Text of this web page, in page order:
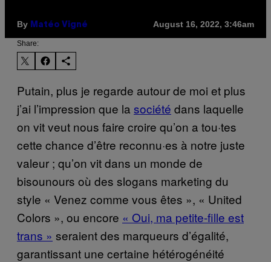
By Matéo Vigné August 16, 2022, 3:46am
Share:
Putain, plus je regarde autour de moi et plus
j’ai l’impression que la société dans laquelle
on vit veut nous faire croire qu’on a tou·tes
cette chance d’être reconnu·es à notre juste
valeur ; qu’on vit dans un monde de
bisounours où des slogans marketing du
style « Venez comme vous êtes », « United
Colors », ou encore « Oui, ma petite-fille est
trans » seraient des marqueurs d’égalité,
garantissant une certaine hétérogénéité